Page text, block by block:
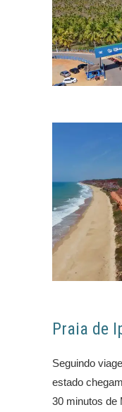
Praia de
Seguindo
estado
30 minutos de